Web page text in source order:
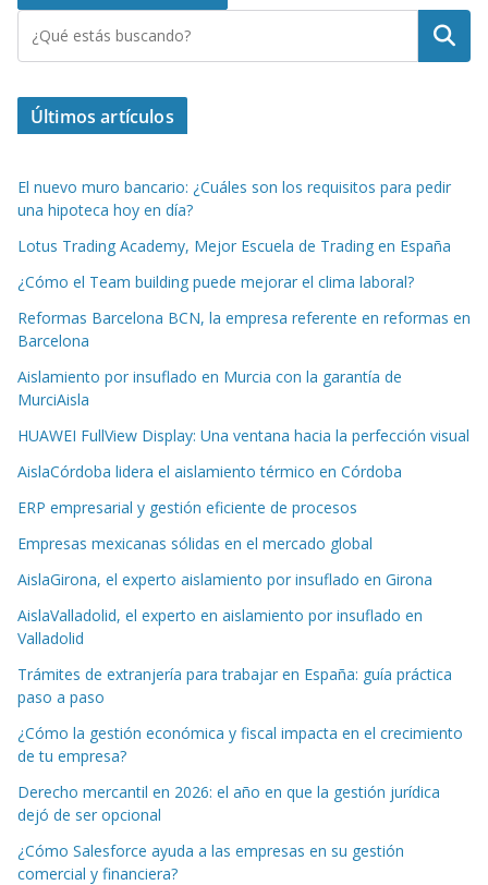
Buscar
Últimos artículos
El nuevo muro bancario: ¿Cuáles son los requisitos para pedir
una hipoteca hoy en día?
Lotus Trading Academy, Mejor Escuela de Trading en España
¿Cómo el Team building puede mejorar el clima laboral?
Reformas Barcelona BCN, la empresa referente en reformas en
Barcelona
Aislamiento por insuflado en Murcia con la garantía de
MurciAisla
HUAWEI FullView Display: Una ventana hacia la perfección visual
AislaCórdoba lidera el aislamiento térmico en Córdoba
ERP empresarial y gestión eficiente de procesos
Empresas mexicanas sólidas en el mercado global
AislaGirona, el experto aislamiento por insuflado en Girona
AislaValladolid, el experto en aislamiento por insuflado en
Valladolid
Trámites de extranjería para trabajar en España: guía práctica
paso a paso
¿Cómo la gestión económica y fiscal impacta en el crecimiento
de tu empresa?
Derecho mercantil en 2026: el año en que la gestión jurídica
dejó de ser opcional
¿Cómo Salesforce ayuda a las empresas en su gestión
comercial y financiera?